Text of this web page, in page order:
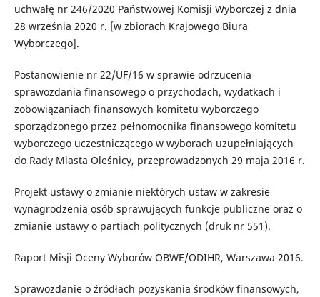
uchwałę nr 246/2020 Państwowej Komisji Wyborczej z dnia
28 września 2020 r. [w zbiorach Krajowego Biura
Wyborczego].
Postanowienie nr 22/UF/16 w sprawie odrzucenia
sprawozdania finansowego o przychodach, wydatkach i
zobowiązaniach finansowych komitetu wyborczego
sporządzonego przez pełnomocnika finansowego komitetu
wyborczego uczestniczącego w wyborach uzupełniających
do Rady Miasta Oleśnicy, przeprowadzonych 29 maja 2016 r.
Projekt ustawy o zmianie niektórych ustaw w zakresie
wynagrodzenia osób sprawujących funkcje publiczne oraz o
zmianie ustawy o partiach politycznych (druk nr 551).
Raport Misji Oceny Wyborów OBWE/ODIHR, Warszawa 2016.
Sprawozdanie o źródłach pozyskania środków finansowych,